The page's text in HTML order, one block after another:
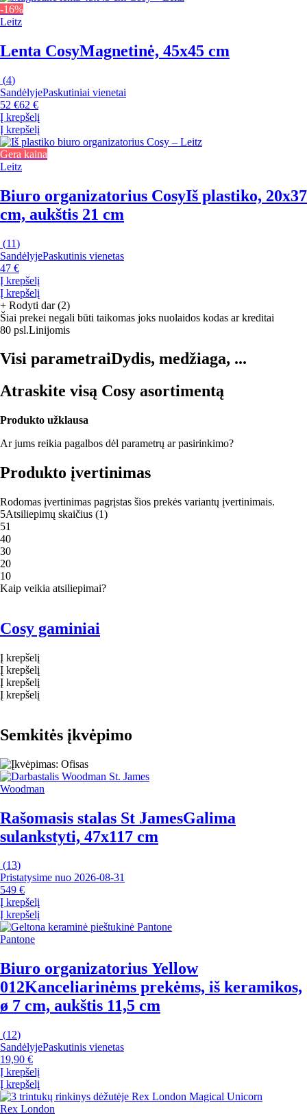
-16%
Leitz
Lenta CosyMagnetinė, 45x45 cm
(4)
SandėlyjePaskutiniai vienetai
52 €62 €
Į krepšelį
Į krepšelį
Gera kaina
Leitz
Biuro organizatorius CosyIš plastiko, 20x37
cm, aukštis 21 cm
(11)
SandėlyjePaskutinis vienetas
47 €
Į krepšelį
Į krepšelį
+ Rodyti dar (2)
Šiai prekei negali būti taikomas joks nuolaidos kodas ar kreditai
80 psl.Linijomis
Visi parametraiDydis, medžiaga, ...
Atraskite visą Cosy asortimentą
Produkto užklausa
Ar jums reikia pagalbos dėl parametrų ar pasirinkimo?
Produkto įvertinimas
Rodomas įvertinimas pagrįstas šios prekės variantų įvertinimais.
5Atsiliepimų skaičius (1)
51
40
30
20
10
Kaip veikia atsiliepimai?
Cosy gaminiai
Į krepšelį
Į krepšelį
Į krepšelį
Į krepšelį
Semkitės įkvėpimo
Woodman
Rašomasis stalas St JamesGalima
sulankstyti, 47x117 cm
(13)
Pristatysime nuo 2026‑08‑31
549 €
Į krepšelį
Į krepšelį
Pantone
Biuro organizatorius Yellow
012Kanceliarinėms prekėms, iš keramikos,
ø 7 cm, aukštis 11,5 cm
(12)
SandėlyjePaskutinis vienetas
19,90 €
Į krepšelį
Į krepšelį
Rex London